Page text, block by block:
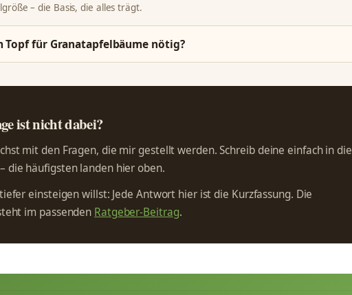
– die Basis, die alles trägt.
Topf für Granatapfelbäume nötig?
ist nicht dabei?
mit den Fragen, die mir gestellt werden. Schreib deine einfach in die
die häufigsten landen hier oben.
einsteigen willst: Jede Antwort hier ist die Kurzfassung. Die
im passenden Ratgeber-Beitrag.